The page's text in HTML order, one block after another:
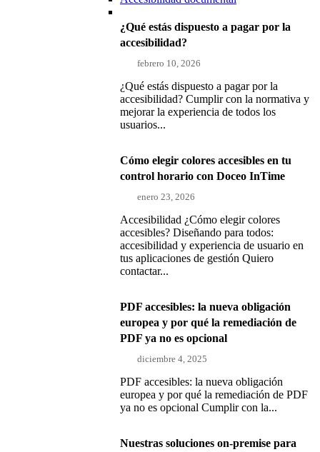
¿Qué estás dispuesto a pagar por la
accesibilidad?
febrero 10, 2026
¿Qué estás dispuesto a pagar por la
accesibilidad? Cumplir con la normativa y
mejorar la experiencia de todos los
usuarios...
Cómo elegir colores accesibles en tu
control horario con Doceo InTime
enero 23, 2026
Accesibilidad ¿Cómo elegir colores
accesibles? Diseñando para todos:
accesibilidad y experiencia de usuario en
tus aplicaciones de gestión Quiero
contactar...
PDF accesibles: la nueva obligación
europea y por qué la remediación de
PDF ya no es opcional
diciembre 4, 2025
PDF accesibles: la nueva obligación
europea y por qué la remediación de PDF
ya no es opcional Cumplir con la...
Nuestras soluciones on-premise para